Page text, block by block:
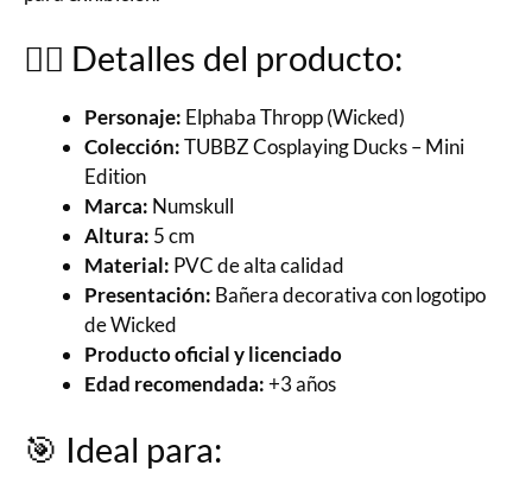
🧙‍♀️ Detalles del producto:
Personaje: Elphaba Thropp (Wicked)
Colección:TUBBZ Cosplaying Ducks – Mini
Edition
Marca: Numskull
Altura: 5 cm
Material: PVC de alta calidad
Presentación: Bañera decorativa con logotipo
de Wicked
Producto oficial y licenciado
Edad recomendada:+3 años
🎯 Ideal para: